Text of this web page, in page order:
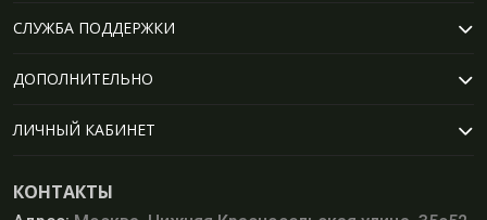
СЛУЖБА ПОДДЕРЖКИ
ДОПОЛНИТЕЛЬНО
ЛИЧНЫЙ КАБИНЕТ
КОНТАКТЫ